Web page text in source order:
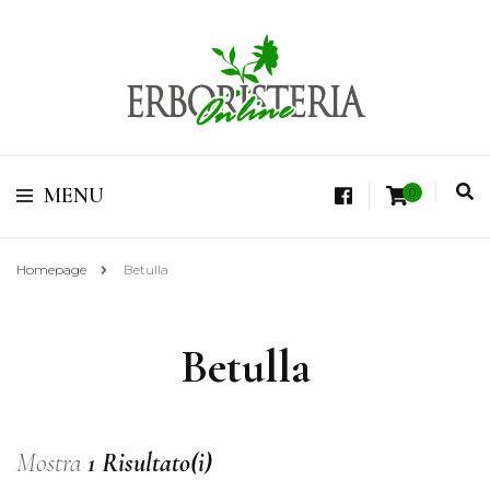
Erboristeria Shop
Online Tisane
Vendita di Botaniche, Erbe e Spezie Officinali, Tisane Terapeutiche Esclusive,
MENU 0
Homepage Betulla
Betulla
Mostra 1 Risultato(i)